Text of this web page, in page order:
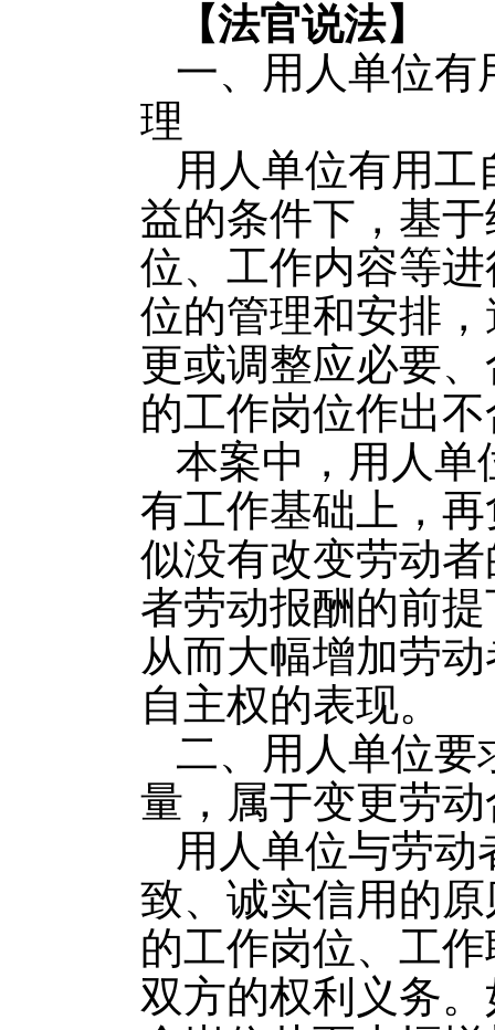
【法官说法】
一、用人单位有
理
用人单位有用
益的条件下，基
位、工作内容等
位的管理和安排
更或调整应必要
的工作岗位作出
本案中，用人单
有工作基础上，
似没有改变劳动
者劳动报酬的前
从而大幅增加劳
自主权的表现。
二、用人单位要
量，属于变更劳
用人单位与劳
致、诚实信用的
的工作岗位、工
双方的权利义务